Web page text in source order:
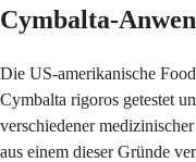
Cymbalta-
Die US-amerikanische
Cymbalta rigoros getestet
verschiedener
aus einem dieser Gründe